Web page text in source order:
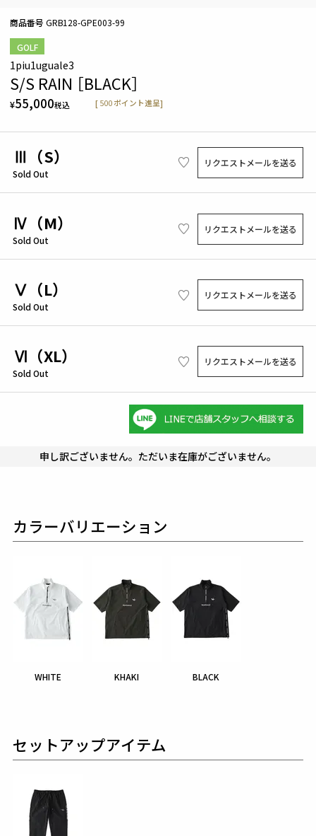
GOLF
1piu1uguale3
S/S RAIN ［BLACK］
¥55,000税込 [ 500 ポイント進呈]
商品番号 GRB128-GPE003-99
Ⅲ（S）
Sold Out
リクエストメールを送る
Ⅳ（M）
Sold Out
リクエストメールを送る
Ⅴ（L）
Sold Out
リクエストメールを送る
Ⅵ（XL）
Sold Out
リクエストメールを送る
申し訳ございません。ただいま在庫がございません。
カラーバリエーション
WHITE KHAKI BLACK
セットアップアイテム